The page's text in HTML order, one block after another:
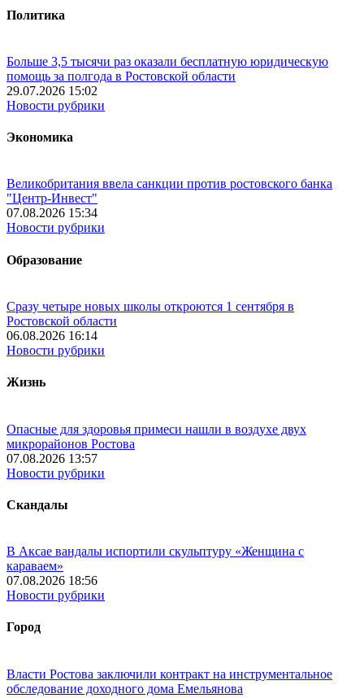
Политика
Больше 3,5 тысячи раз оказали бесплатную юридическую
помощь за полгода в Ростовской области
29.07.2026 15:02
Новости рубрики
Экономика
Великобритания ввела санкции против ростовского банка
"Центр-Инвест"
07.08.2026 15:34
Новости рубрики
Образование
Сразу четыре новых школы откроются 1 сентября в
Ростовской области
06.08.2026 16:14
Новости рубрики
Жизнь
Опасные для здоровья примеси нашли в воздухе двух
микрорайонов Ростова
07.08.2026 13:57
Новости рубрики
Скандалы
В Аксае вандалы испортили скульптуру «Женщина с
караваем»
07.08.2026 18:56
Новости рубрики
Город
Власти Ростова заключили контракт на инструментальное
обследование доходного дома Емельянова